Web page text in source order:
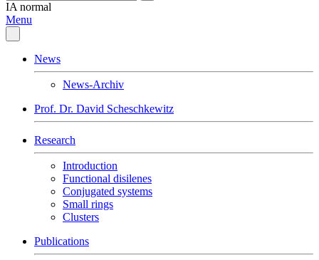
IA normal
Menu
News
News-Archiv
Prof. Dr. David Scheschkewitz
Research
Introduction
Functional disilenes
Conjugated systems
Small rings
Clusters
Publications